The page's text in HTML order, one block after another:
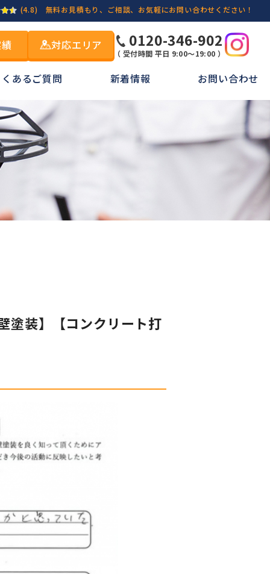
(4.8) 無料お見積もり、ご相談、お気軽にお問い合わせください！
対応エリア 0120-346-902
（ 受付時間 平日 9:00～19:00 ）
あるご質問 新着情報 お問い合わせ
装】【コンクリート打